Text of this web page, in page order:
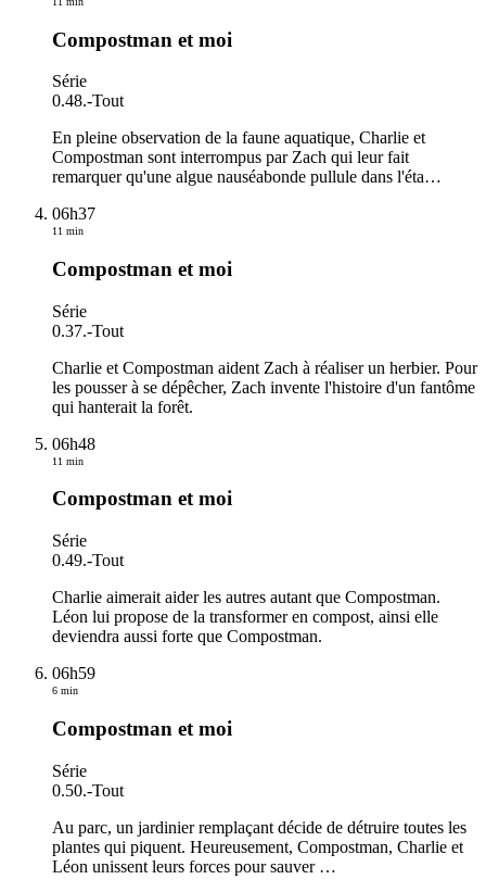
Compostman et moi
Série
0.48.-Tout
En pleine observation de la faune aquatique, Charlie et
Compostman sont interrompus par Zach qui leur fait
remarquer qu'une algue nauséabonde pullule dans l'éta…
06h37
11 min
Compostman et moi
Série
0.37.-Tout
Charlie et Compostman aident Zach à réaliser un herbier. Pour
les pousser à se dépêcher, Zach invente l'histoire d'un fantôme
qui hanterait la forêt.
06h48
11 min
Compostman et moi
Série
0.49.-Tout
Charlie aimerait aider les autres autant que Compostman.
Léon lui propose de la transformer en compost, ainsi elle
deviendra aussi forte que Compostman.
06h59
6 min
Compostman et moi
Série
0.50.-Tout
Au parc, un jardinier remplaçant décide de détruire toutes les
plantes qui piquent. Heureusement, Compostman, Charlie et
Léon unissent leurs forces pour sauver …